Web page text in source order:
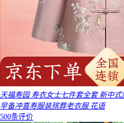
天福寿园 寿衣女士七件套全套 新中
早备冲喜寿服装殡葬老衣服 花语
500条评价